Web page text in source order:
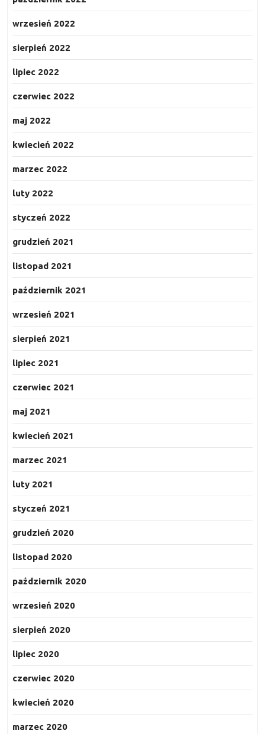
wrzesień 2022
sierpień 2022
lipiec 2022
czerwiec 2022
maj 2022
kwiecień 2022
marzec 2022
luty 2022
styczeń 2022
grudzień 2021
listopad 2021
październik 2021
wrzesień 2021
sierpień 2021
lipiec 2021
czerwiec 2021
maj 2021
kwiecień 2021
marzec 2021
luty 2021
styczeń 2021
grudzień 2020
listopad 2020
październik 2020
wrzesień 2020
sierpień 2020
lipiec 2020
czerwiec 2020
kwiecień 2020
marzec 2020